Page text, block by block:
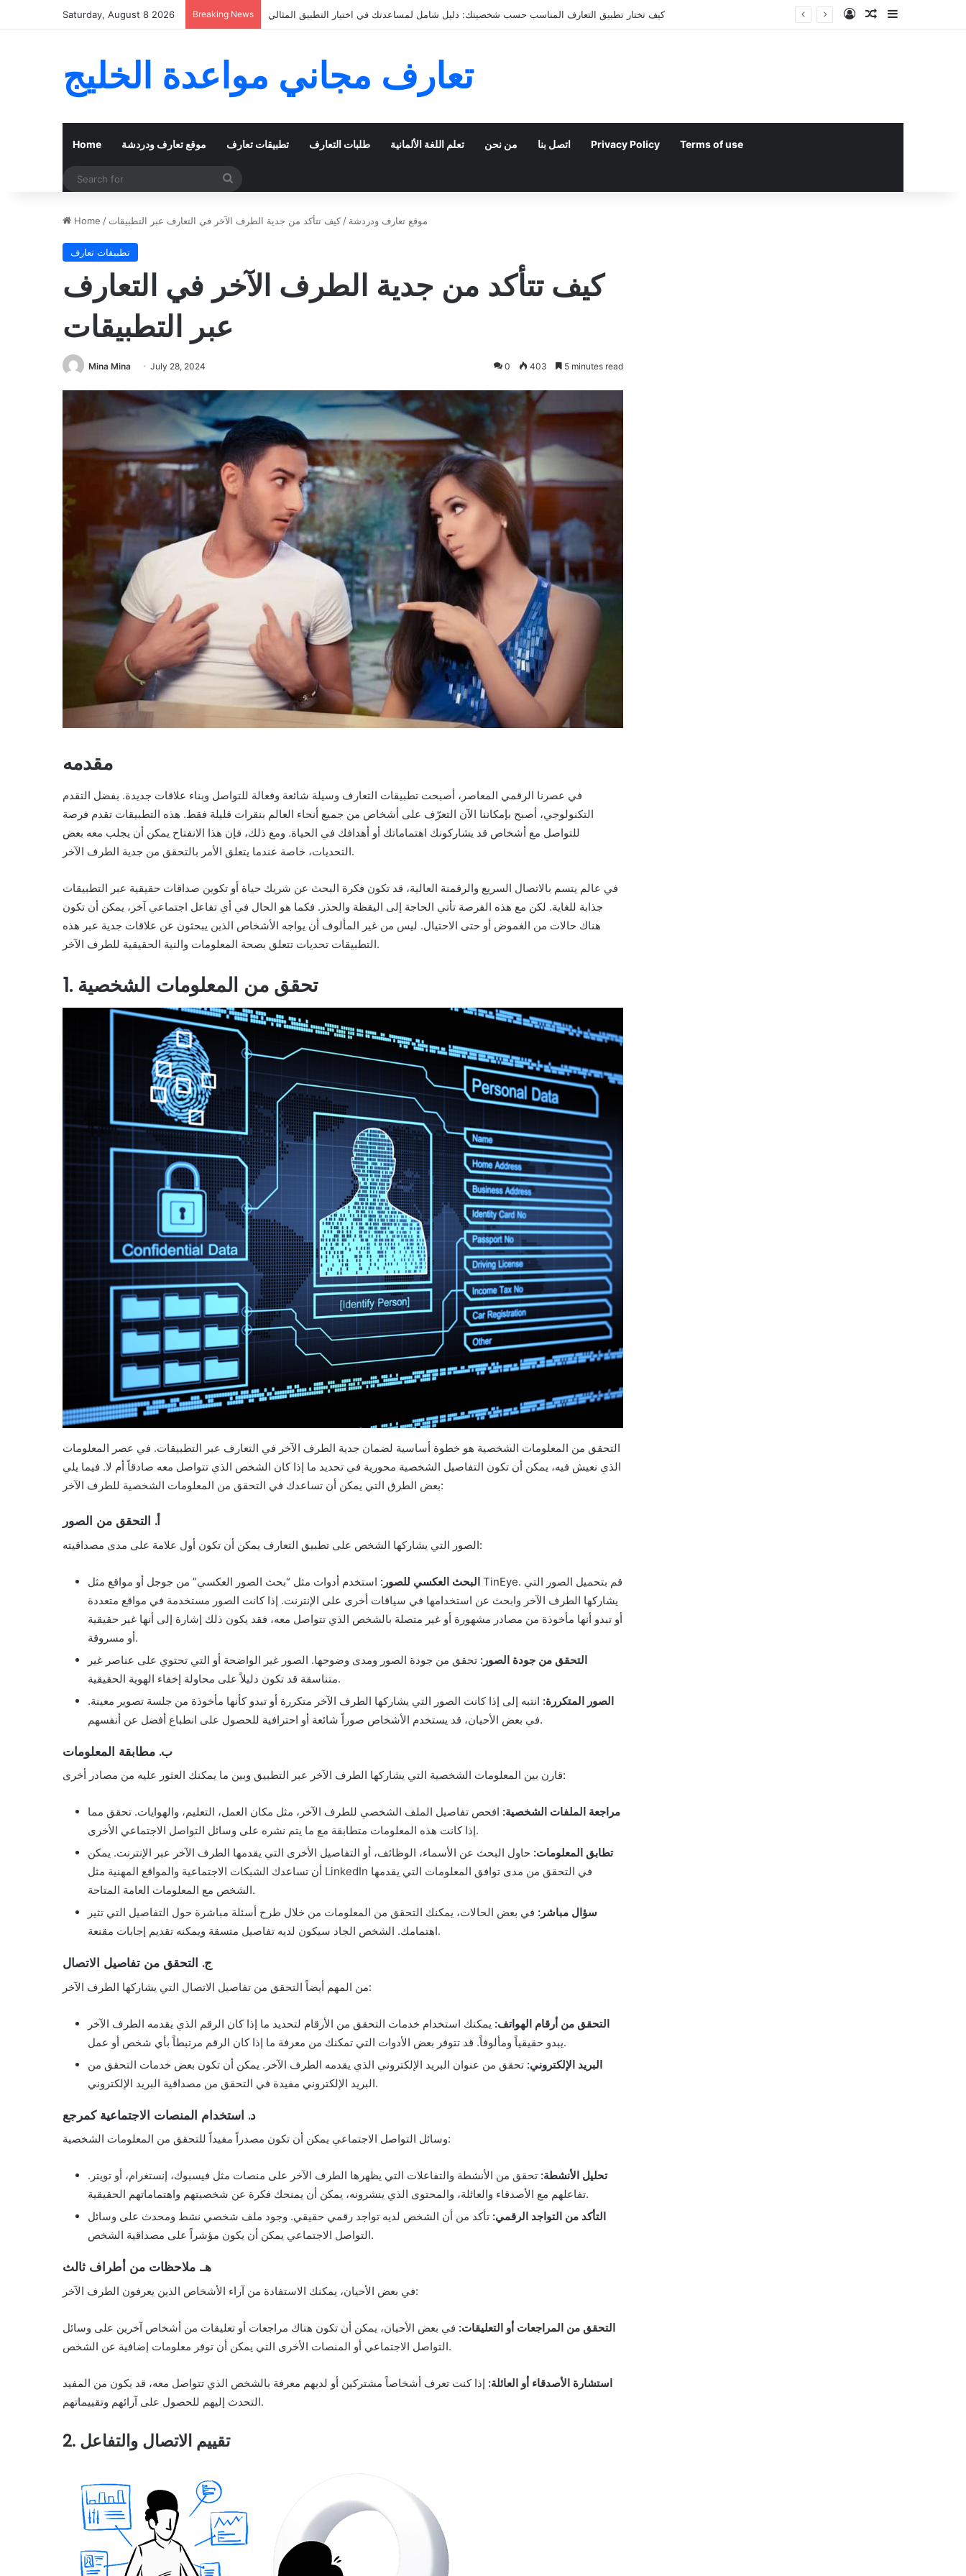
Saturday, August 8 2026 Breaking News التعارف عبر الإنترنت: كيفية الانتقال من الدردشة إلى اللقاء الفعلي بنجاح Log InRandom Article
Sidebar
تعارف مجاني مواعدة الخليج
Home موقع تعارف ودردشة تطبيقات تعارف طلبات التعارف تعلم اللغة الألمانية من نحن اتصل بنا Privacy Policy Terms of use
Home / موقع تعارف ودردشة / كيف تتأكد من جدية الطرف الآخر في التعارف عبر التطبيقات
تطبيقات تعارف
كيف تتأكد من جدية الطرف الآخر في التعارف
عبر التطبيقات
Mina Mina July 28, 2024 0 403 5 minutes read
مقدمه
في عصرنا الرقمي المعاصر، أصبحت تطبيقات التعارف وسيلة شائعة وفعالة للتواصل وبناء علاقات جديدة. بفضل التقدم
التكنولوجي، أصبح بإمكاننا الآن التعرّف على أشخاص من جميع أنحاء العالم بنقرات قليلة فقط. هذه التطبيقات تقدم فرصة
للتواصل مع أشخاص قد يشاركونك اهتماماتك أو أهدافك في الحياة. ومع ذلك، فإن هذا الانفتاح يمكن أن يجلب معه بعض
التحديات، خاصة عندما يتعلق الأمر بالتحقق من جدية الطرف الآخر.
في عالم يتسم بالاتصال السريع والرقمنة العالية، قد تكون فكرة البحث عن شريك حياة أو تكوين صداقات حقيقية عبر التطبيقات
جذابة للغاية. لكن مع هذه الفرصة تأتي الحاجة إلى اليقظة والحذر. فكما هو الحال في أي تفاعل اجتماعي آخر، يمكن أن تكون
هناك حالات من الغموض أو حتى الاحتيال. ليس من غير المألوف أن يواجه الأشخاص الذين يبحثون عن علاقات جدية عبر هذه
التطبيقات تحديات تتعلق بصحة المعلومات والنية الحقيقية للطرف الآخر.
1. تحقق من المعلومات الشخصية
التحقق من المعلومات الشخصية هو خطوة أساسية لضمان جدية الطرف الآخر في التعارف عبر التطبيقات. في عصر المعلومات
الذي نعيش فيه، يمكن أن تكون التفاصيل الشخصية محورية في تحديد ما إذا كان الشخص الذي تتواصل معه صادقاً أم لا. فيما يلي
بعض الطرق التي يمكن أن تساعدك في التحقق من المعلومات الشخصية للطرف الآخر:
أ. التحقق من الصور
الصور التي يشاركها الشخص على تطبيق التعارف يمكن أن تكون أول علامة على مدى مصداقيته:
البحث العكسي للصور: استخدم أدوات مثل “بحث الصور العكسي” من جوجل أو مواقع مثل TinEye. قم بتحميل الصور التي
يشاركها الطرف الآخر وابحث عن استخدامها في سياقات أخرى على الإنترنت. إذا كانت الصور مستخدمة في مواقع متعددة
أو تبدو أنها مأخوذة من مصادر مشهورة أو غير متصلة بالشخص الذي تتواصل معه، فقد يكون ذلك إشارة إلى أنها غير حقيقية
أو مسروقة.
التحقق من جودة الصور: تحقق من جودة الصور ومدى وضوحها. الصور غير الواضحة أو التي تحتوي على عناصر غير
متناسقة قد تكون دليلاً على محاولة إخفاء الهوية الحقيقية.
الصور المتكررة: انتبه إلى إذا كانت الصور التي يشاركها الطرف الآخر متكررة أو تبدو كأنها مأخوذة من جلسة تصوير معينة.
في بعض الأحيان، قد يستخدم الأشخاص صوراً شائعة أو احترافية للحصول على انطباع أفضل عن أنفسهم.
ب. مطابقة المعلومات
قارن بين المعلومات الشخصية التي يشاركها الطرف الآخر عبر التطبيق وبين ما يمكنك العثور عليه من مصادر أخرى:
مراجعة الملفات الشخصية: افحص تفاصيل الملف الشخصي للطرف الآخر، مثل مكان العمل، التعليم، والهوايات. تحقق مما
إذا كانت هذه المعلومات متطابقة مع ما يتم نشره على وسائل التواصل الاجتماعي الأخرى.
تطابق المعلومات: حاول البحث عن الأسماء، الوظائف، أو التفاصيل الأخرى التي يقدمها الطرف الآخر عبر الإنترنت. يمكن
أن تساعدك الشبكات الاجتماعية والمواقع المهنية مثل LinkedIn في التحقق من مدى توافق المعلومات التي يقدمها
الشخص مع المعلومات العامة المتاحة.
سؤال مباشر: في بعض الحالات، يمكنك التحقق من المعلومات من خلال طرح أسئلة مباشرة حول التفاصيل التي تثير
اهتمامك. الشخص الجاد سيكون لديه تفاصيل متسقة ويمكنه تقديم إجابات مقنعة.
ج. التحقق من تفاصيل الاتصال
من المهم أيضاً التحقق من تفاصيل الاتصال التي يشاركها الطرف الآخر:
التحقق من أرقام الهواتف: يمكنك استخدام خدمات التحقق من الأرقام لتحديد ما إذا كان الرقم الذي يقدمه الطرف الآخر
يبدو حقيقياً ومألوفاً. قد تتوفر بعض الأدوات التي تمكنك من معرفة ما إذا كان الرقم مرتبطاً بأي شخص أو عمل.
البريد الإلكتروني: تحقق من عنوان البريد الإلكتروني الذي يقدمه الطرف الآخر. يمكن أن تكون بعض خدمات التحقق من
البريد الإلكتروني مفيدة في التحقق من مصداقية البريد الإلكتروني.
د. استخدام المنصات الاجتماعية كمرجع
وسائل التواصل الاجتماعي يمكن أن تكون مصدراً مفيداً للتحقق من المعلومات الشخصية:
تحليل الأنشطة: تحقق من الأنشطة والتفاعلات التي يظهرها الطرف الآخر على منصات مثل فيسبوك، إنستغرام، أو تويتر.
تفاعلهم مع الأصدقاء والعائلة، والمحتوى الذي ينشرونه، يمكن أن يمنحك فكرة عن شخصيتهم واهتماماتهم الحقيقية.
التأكد من التواجد الرقمي: تأكد من أن الشخص لديه تواجد رقمي حقيقي. وجود ملف شخصي نشط ومحدث على وسائل
التواصل الاجتماعي يمكن أن يكون مؤشراً على مصداقية الشخص.
هـ. ملاحظات من أطراف ثالث
في بعض الأحيان، يمكنك الاستفادة من آراء الأشخاص الذين يعرفون الطرف الآخر:
التحقق من المراجعات أو التعليقات: في بعض الأحيان، يمكن أن تكون هناك مراجعات أو تعليقات من أشخاص آخرين على وسائل
التواصل الاجتماعي أو المنصات الأخرى التي يمكن أن توفر معلومات إضافية عن الشخص.
استشارة الأصدقاء أو العائلة: إذا كنت تعرف أشخاصاً مشتركين أو لديهم معرفة بالشخص الذي تتواصل معه، قد يكون من المفيد
التحدث إليهم للحصول على آرائهم وتقييماتهم.
2. تقييم الاتصال والتفاعل